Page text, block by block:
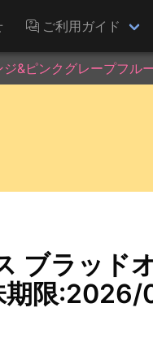
ご利用ガイド
&ピンクグレープフル
ブラッド
期限:2026/